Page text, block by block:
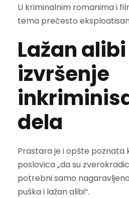
U kriminalnim romanima i
tema prečesto
Lažan
izvršenje
dela
Prastara je i opšte poznata
poslovica „da su
potrebni samo
puška i lažan alibi“.